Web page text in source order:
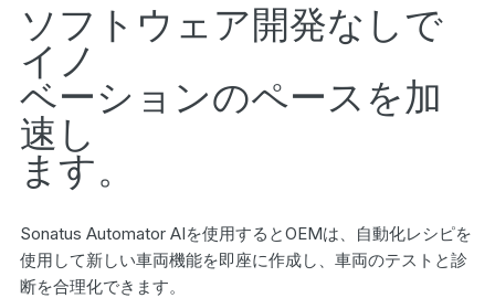
ソフトウェア開発なしで
イノ
ベーションのペースを加
速し
ます。
Sonatus Automator AIを使用するとOEMは、自動化レシピを
使用して新しい車両機能を即座に作成し、車両のテストと診
断を合理化できます。